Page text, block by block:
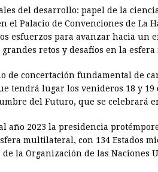
del desarrollo: papel de la
el Palacio de Convenciones de La
esfuerzos para avanzar hacia un
retos y desafíos en la
de concertación fundamental de
tendrá lugar los venideros 18 y 19
del Futuro, que se celebrará
año 2023 la presidencia
multilateral, con 134 Estados
la Organización de las Naciones